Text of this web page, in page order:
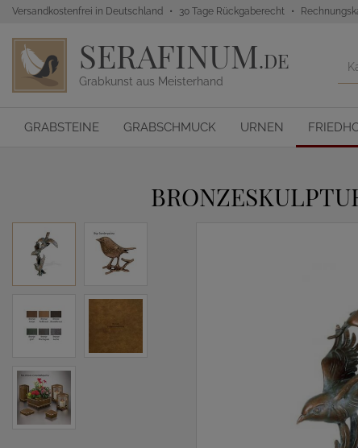
Versandkostenfrei in Deutschland 30 Tage Rückgaberecht
SERAFINUM.DE
Grabkunst aus Meisterhand
GRABSTEINE GRABSCHMUCK URNEN